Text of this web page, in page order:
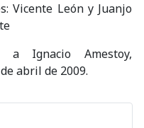
Vicente León y Juanjo
a Ignacio Amestoy,
de abril de 2009.